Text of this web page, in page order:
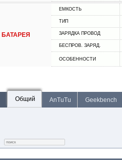
БАТАРЕЯ
ЕМКОСТЬ
ТИП
ЗАРЯДКА ПРОВОД
БЕСПРОВ. ЗАРЯД.
ОСОБЕННОСТИ
Общий AnTuTu Geekbench